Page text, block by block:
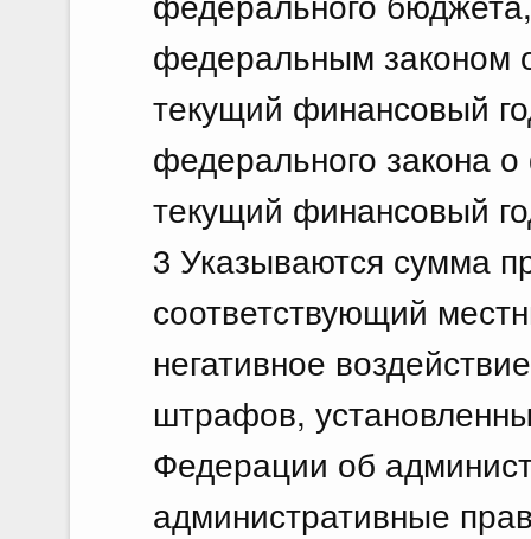
федеральным законом
текущий финансовый
федерального закона
текущий финансовый
3 Указываются сумма
соответствующий
негативное
штрафов,
Федерации об
административные